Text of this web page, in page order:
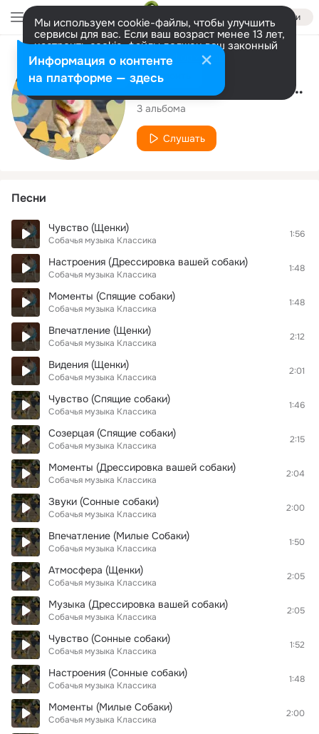
Войти
Мы используем cookie-файлы, чтобы улучшить
сервисы для вас. Если ваш возраст менее 13 лет,
настроить cookie-файлы должен ваш законный
представитель. Больше информации
Разрешить все Настроить
Исполнитель
Собачья музыка Классика
3 альбома
Слушать
Песни
Чувство (Щенки)
Собачья музыка Классика
1:56
Настроения (Дрессировка вашей собаки)
Собачья музыка Классика
1:48
Моменты (Спящие собаки)
Собачья музыка Классика
1:48
Впечатление (Щенки)
Собачья музыка Классика
2:12
Видения (Щенки)
Собачья музыка Классика
2:01
Чувство (Спящие собаки)
Собачья музыка Классика
1:46
Созерцая (Спящие собаки)
Собачья музыка Классика
2:15
Моменты (Дрессировка вашей собаки)
Собачья музыка Классика
2:04
Звуки (Сонные собаки)
Собачья музыка Классика
2:00
Впечатление (Милые Собаки)
Собачья музыка Классика
1:50
Атмосфера (Щенки)
Собачья музыка Классика
2:05
Музыка (Дрессировка вашей собаки)
Собачья музыка Классика
2:05
Чувство (Сонные собаки)
Собачья музыка Классика
1:52
Настроения (Сонные собаки)
Собачья музыка Классика
1:48
Моменты (Милые Собаки)
Собачья музыка Классика
2:00
Информация о контенте
на платформе — здесь